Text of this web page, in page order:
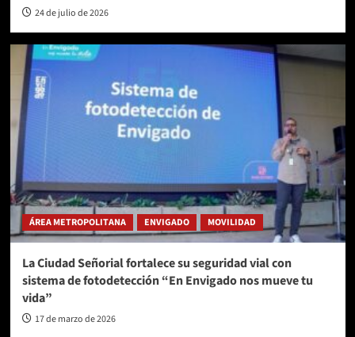
24 de julio de 2026
ÁREA METROPOLITANA ENVIGADO MOVILIDAD
La Ciudad Señorial fortalece su seguridad vial con
sistema de fotodetección “En Envigado nos mueve tu
vida”
17 de marzo de 2026